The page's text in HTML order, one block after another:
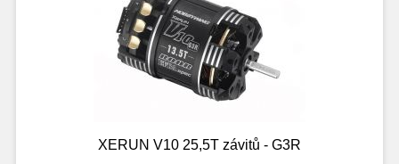
XERUN V10 25,5T závitů - G3R